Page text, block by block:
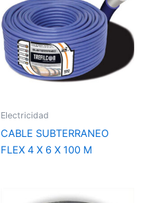
Electricidad
CABLE SUBTERRANEO
FLEX 4 X 6 X 100 M